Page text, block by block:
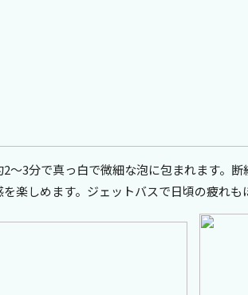
～3分で真っ白で微細な泡に包まれます。
楽しめます。ジェットバスで日頃の疲れも